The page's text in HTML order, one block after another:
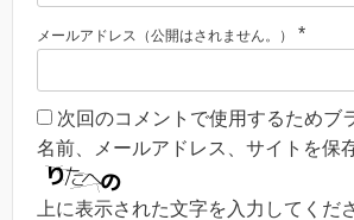
メールアドレス（公開はされません。） *
次回のコメントで使用するためブ
名前、メールアドレス、サイトを保
上に表示された文字を入力してくだ